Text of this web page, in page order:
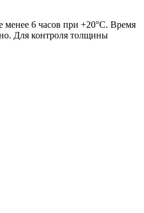
менее 6 часов при +20°С. Время
Для контроля толщины